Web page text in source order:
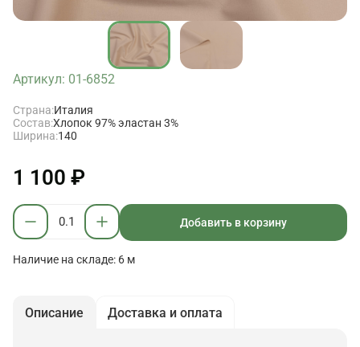
Артикул: 01-6852
Страна:Италия
Состав:Хлопок 97% эластан 3%
Ширина:140
1 100 ₽
Добавить в корзину
Наличие на складе: 6 м
Описание Доставка и оплата